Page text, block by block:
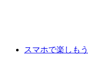
スマホで楽しもう